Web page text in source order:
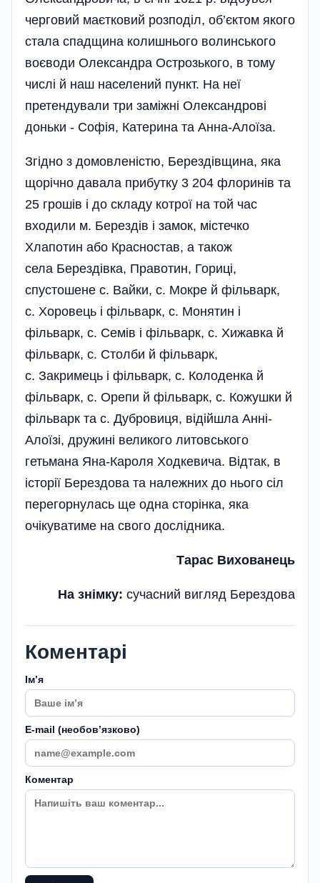
черговий маєтковий розподіл, об’єктом якого
стала спадщина колиш­нього волинського
воєводи Олександра Острозького, в тому
числі й наш населений пункт. На неї
претендували три заміжні Олександрові
доньки - Софія, Катерина та Анна-Алоїза.
Згідно з домовленістю, Берездівщина, яка
щорічно давала прибутку 3 204 флоринів та
25 грошів і до складу котрої на той час
входили м. Берездів і замок, містечко
Хлапотин або Красностав, а також
села Берездівка, Правотин, Гориці,
спустошене с. Вайки, с. Мокре й фільварк,
с. Хоровець і фільварк, с. Монятин і
фільварк, с. Семів і фільварк, с. Хижавка й
фільварк, с. Столби й фільварк,
с. Закримець і фільварк, с. Колоденка й
фільварк, с. Орепи й фільварк, с. Кожушки й
фільварк та с. Дубровиця, відійшла Анні-
Алоїзі, дружині великого литовського
гетьмана Яна-Кароля Ходкевича. Відтак, в
історії Берездова та належних до нього сіл
перегорнулась ще одна сторінка, яка
очікуватиме на свого дослідника.
Тарас Вихованець
На знімку: сучасний вигляд Берездова
Коментарі
Імʼя
E-mail (необовʼязково)
Коментар